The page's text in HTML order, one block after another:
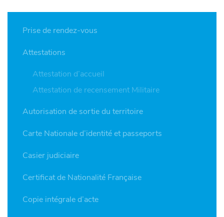
Prise de rendez-vous
Attestations
Attestation d’accueil
Attestation de recensement Militaire
Autorisation de sortie du territoire
Carte Nationale d’identité et passeports
Casier judiciaire
Certificat de Nationalité Française
Copie intégrale d’acte